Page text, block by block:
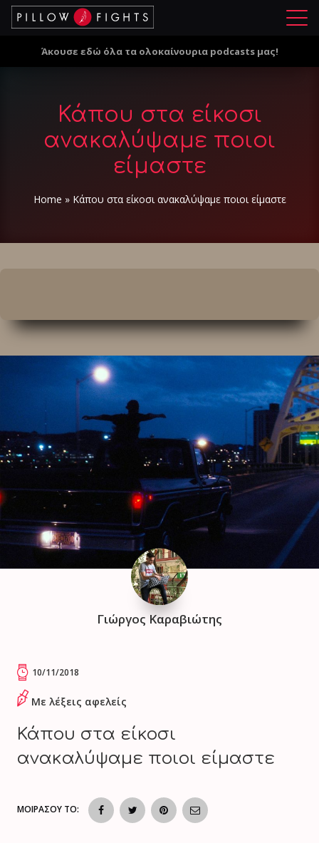
Μ
ο
Άκουσε εδώ όλα τα ολοκαίνουρια podcasts μας!
Κάπου στα είκοσι
ανακαλύψαμε ποιοι
είμαστε
Home » Κάπου στα είκοσι ανακαλύψαμε ποιοι είμαστε
Γιώργος Καραβιώτης
10/11/2018
Με λέξεις αφελείς
Κάπου στα είκοσι
ανακαλύψαμε ποιοι είμαστε
ΜΟΙΡΑΣΟΥ ΤΟ: